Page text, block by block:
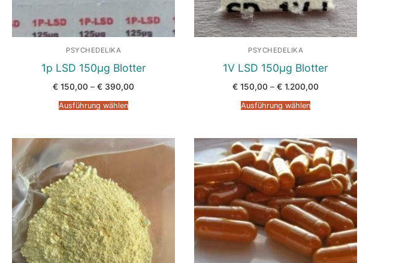
PSYCHEDELIKA
1p LSD 150µg Blotter
€ 150,00 – € 390,00
Ausführung wählen
PSYCHEDELIKA
1V LSD 150µg Blotter
€ 150,00 – € 1.200,00
Ausführung wählen